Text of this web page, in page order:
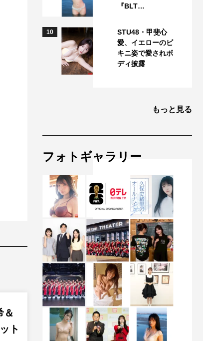
＆
ト
『BLT…
10
STU48・甲斐心
愛、イエローのビ
キニ姿で愛されボ
ディ披露
もっと見る
フォトギャラリー